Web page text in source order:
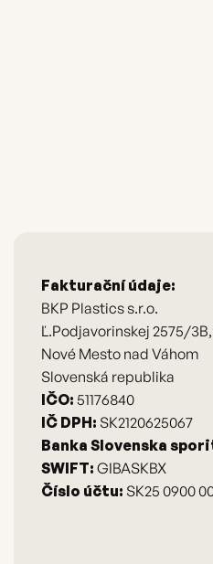
Fakturační údaje:
BKP Plastics s.r.o.
Ľ.Podjavorinskej 2575/3B,
Nové Mesto nad Váhom
Slovenská republika
IČO: 51176840
IČ DPH: SK2120625067
Banka Slovenska
SWIFT: GIBASKBX
Číslo účtu: SK25 0900